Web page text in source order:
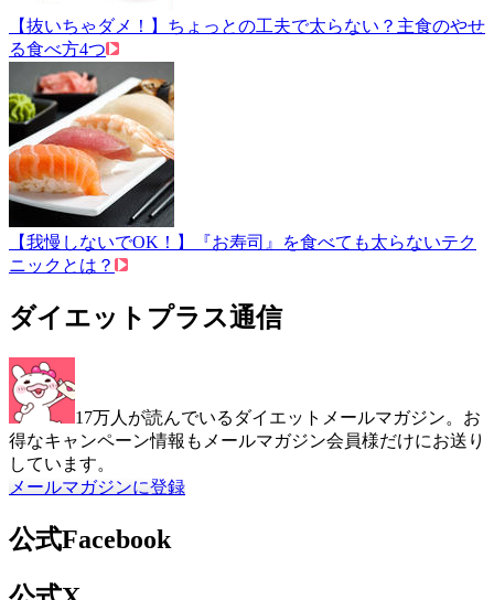
【抜いちゃダメ！】ちょっとの工夫で太らない？主食のやせ
る食べ方4つ
【我慢しないでOK！】『お寿司』を食べても太らないテク
ニックとは？
ダイエットプラス通信
17万人が読んでいるダイエットメールマガジン。お
得なキャンペーン情報もメールマガジン会員様だけにお送り
しています。
メールマガジンに登録
公式Facebook